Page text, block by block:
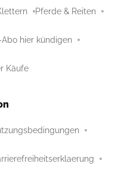
Pferde & Reiten
hier kündigen
Käufe